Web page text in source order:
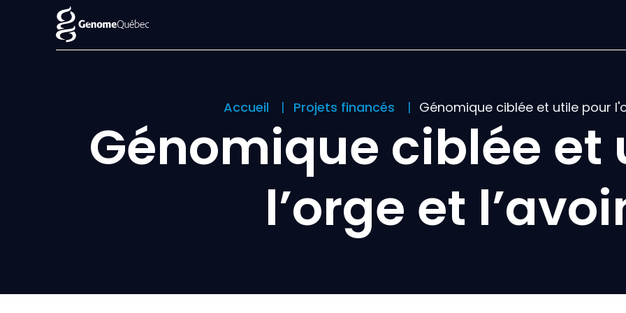
Accueil Projets financés Génomique ciblée et utile pour
Génomique ciblée et
l’orge et